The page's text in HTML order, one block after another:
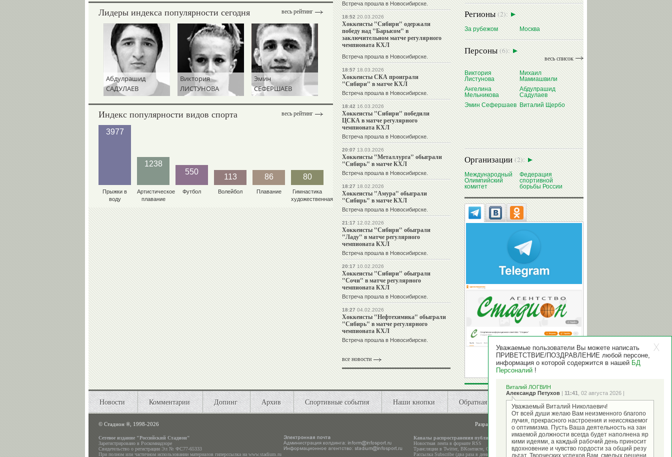
весь рейтинг
Лидеры индекса популярности сегодня
Абдулрашид
САДУЛАЕВ
Виктория
ЛИСТУНОВА
Эмин
СЕФЕРШАЕВ
Виталий
ЩЕРБО
Михаил
МАМИАШВИЛИ
Ангелина
МЕЛЬНИКОВА
весь рейтинг
Индекс популярности видов спорта
3977
Прыжки в
воду
1238
Артистическое
плавание
550
Футбол
113
Волейбол
86
Плавание
80
Гимнастика
художественная
Встреча прошла в Новосибирске.
18:5220.03.2026
Хоккеисты "Сибири" одержали
победу над "Барысом" в
заключительном матче регулярного
чемпионата КХЛ
Встреча прошла в Новосибирске.
18:5718.03.2026
Хоккеисты СКА проиграли
"Сибири" в матче КХЛ
Встреча прошла в Новосибирске.
18:4216.03.2026
Хоккеисты "Сибири" победили
ЦСКА в матче регулярного
чемпионата КХЛ
Встреча прошла в Новосибирске.
20:0713.03.2026
Хоккеисты "Металлурга" обыграли
"Сибирь" в матче КХЛ
Встреча прошла в Новосибирске.
18:2718.02.2026
Хоккеисты "Амура" обыграли
"Сибирь" в матче КХЛ
Встреча прошла в Новосибирске.
21:1712.02.2026
Хоккеисты "Сибири" обыграли
"Ладу" в матче регулярного
чемпионата КХЛ
Встреча прошла в Новосибирске.
20:1710.02.2026
Хоккеисты "Сибири" обыграли
"Сочи" в матче регулярного
чемпионата КХЛ
Встреча прошла в Новосибирске.
18:2704.02.2026
Хоккеисты "Нефтехимика" обыграли
"Сибирь" в матче регулярного
чемпионата КХЛ
Встреча прошла в Новосибирске.
все новости
Регионы(2):
За рубежом Москва
Персоны(6):
весь список
Виктория
Листунова
Михаил
Мамиашвили
Ангелина
Мельникова
Абдулрашид
Садулаев
Эмин Сефершаев Виталий Щербо
Организации(2):
Международный
Олимпийский
комитет
Федерация
спортивной
борьбы России
Новости Комментарии Допинг Архив Спортивные события Наши кнопки Обратная связь
©Стадион ®, 1998-2026 Разработка и поддержкаООО "Стадион"
Сетевое издание "Российский Стадион"
Зарегистрировано в Роскомнадзоре
Свидетельство о регистрации Эл № ФС77-65333
При полном или частичном использовании материалов гиперссылка наwww.stadium.ru
Каналы распространения публикаций
Новостная лента в формате RSS
Трансляции вTwitter,ВКонтакте,Google+
Рассылка Subscribe (два раза в день)
Уважаемые пользователи Вы можете написать
ПРИВЕТСТВИЕ/ПОЗДРАВЛЕНИЕ любой персоне,
информация о которой содержится в нашей БД
Персоналий !
Виталий ЛОГВИН
Александр Петухов | 11:41 , 02 августа 2026 |
Уважаемый Виталий Николаевич!
От всей души желаю Вам неизменного благопо
лучия, прекрасного настроения и неиссякаемог
о оптимизма. Пусть Ваша деятельность на зан
имаемой должности всегда будет наполнена яр
кими идеями, а каждый рабочий день приносит
вдохновение и чувство гордости за общий резу
льтат. Творческих успехов Вам, смелых решени